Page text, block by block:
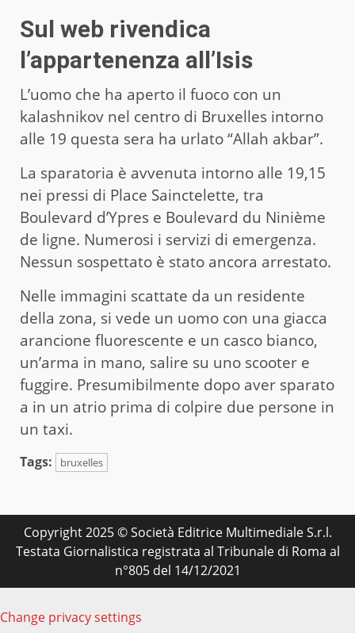
Sul web rivendica
l’appartenenza all’Isis
L’uomo che ha aperto il fuoco con un
kalashnikov nel centro di Bruxelles intorno
alle 19 questa sera ha urlato “Allah akbar”.
La sparatoria è avvenuta intorno alle 19,15
nei pressi di Place Sainctelette, tra
Boulevard d’Ypres e Boulevard du Ninième
de ligne. Numerosi i servizi di emergenza.
Nessun sospettato è stato ancora arrestato.
Nelle immagini scattate da un residente
della zona, si vede un uomo con una giacca
arancione fluorescente e un casco bianco,
un’arma in mano, salire su uno scooter e
fuggire. Presumibilmente dopo aver sparato
a in un atrio prima di colpire due persone in
un taxi.
Tags: bruxelles
Copyright 2025 © Società Editrice Multimediale S.r.l.
Testata Giornalistica registrata al Tribunale di Roma al
n°805 del 14/12/2021
Change privacy settings